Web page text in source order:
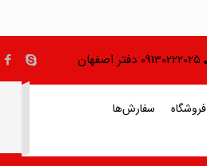
09130222025 دفتر اصفهان
فروشگاه سفارش‌ها